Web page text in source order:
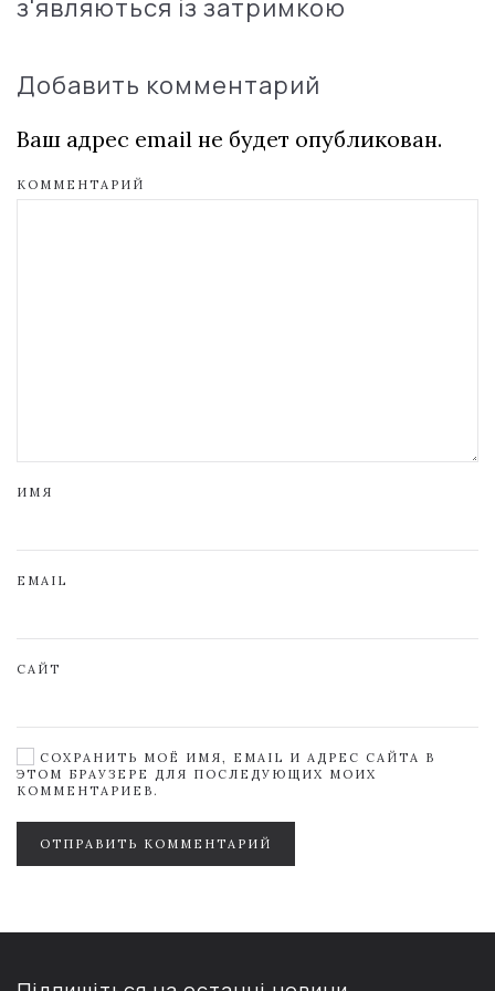
з'являються із затримкою
Добавить комментарий
Ваш адрес email не будет опубликован.
КОММЕНТАРИЙ
ИМЯ
EMAIL
САЙТ
СОХРАНИТЬ МОЁ ИМЯ, EMAIL И АДРЕС САЙТА В
ЭТОМ БРАУЗЕРЕ ДЛЯ ПОСЛЕДУЮЩИХ МОИХ
КОММЕНТАРИЕВ.
ОТПРАВИТЬ КОММЕНТАРИЙ